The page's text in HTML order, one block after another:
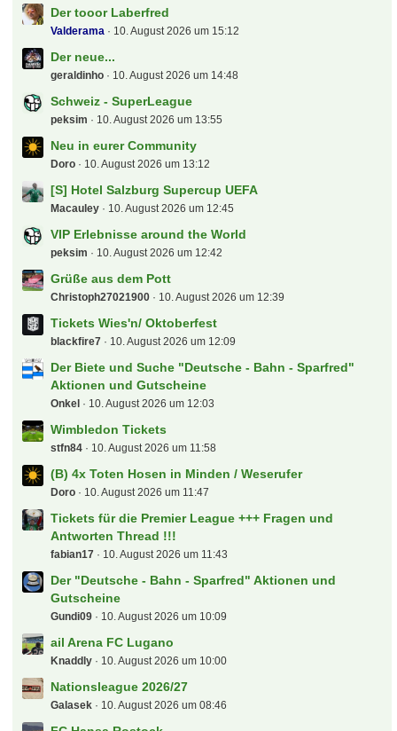
Jetzt mitmachen!
Du hast noch kein Benutzerkonto auf unserer Seite?
Registriere dich kostenlos
Community teil!
Anmelden
ZumBundesliga Tippspiel